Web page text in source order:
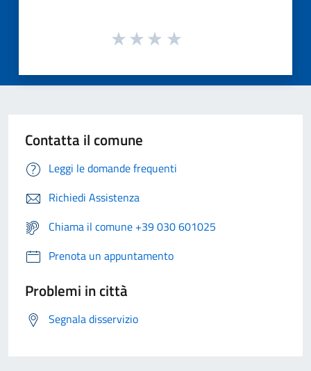
Contatta il comune
Leggi le domande frequenti
Richiedi Assistenza
Chiama il comune +39 030 601025
Prenota un appuntamento
Problemi in città
Segnala disservizio